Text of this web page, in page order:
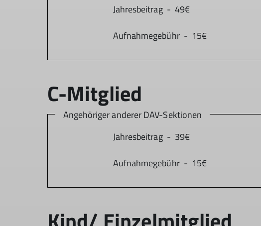
Jahresbeitrag - 49€
Aufnahmegebühr - 15€
Angehöriger anderer DAV-Sektionen
Jahresbeitrag - 39€
Aufnahmegebühr - 15€